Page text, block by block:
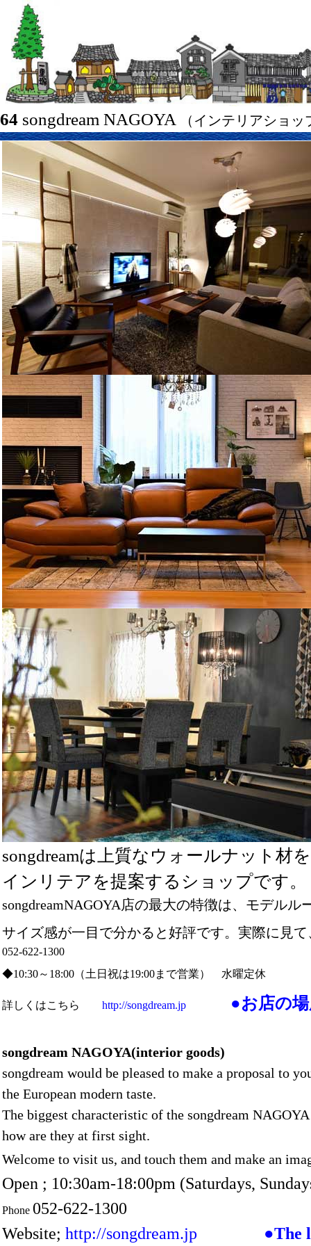
64 songdream NAGOYA （インテリアショッ
songdreamは上質なウォールナット
インリテアを提案するショップです。
songdreamNAGOYA店の最大の特徴は、モデル
サイズ感が一目で分かると好評です。実際に見
052-622-1300
◆10:30～18:00（土日祝は19:00まで営業） 水曜定休
詳しくはこちら http://songdream.jp ●お店の
songdream NAGOYA(interior goods)
songdream would be pleased to make a proposal to
the European modern taste.
The biggest characteristic of the songdream
how are they at first sight.
Welcome to visit us, and touch them and make an
Open ; 10:30am-18:00pm (Saturdays,
Phone 052-622-1300
Website; http://songdream.jp ●The